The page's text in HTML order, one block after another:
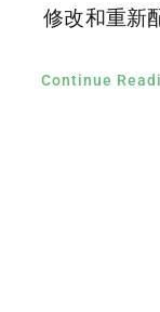
修改和重新
Continue